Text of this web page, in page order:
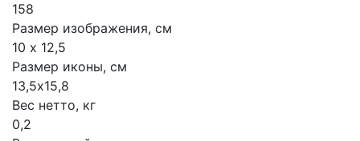
158
Размер изображения, см
10 х 12,5
Размер иконы, см
13,5х15,8
Вес нетто, кг
0,2